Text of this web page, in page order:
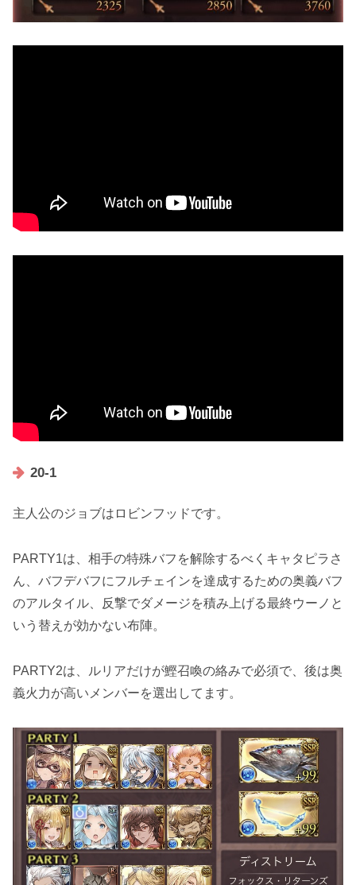
20-1
主人公のジョブはロビンフッドです。
PARTY1は、相手の特殊バフを解除するべくキャタピラさ
ん、バフデバフにフルチェインを達成するための奥義バフ
のアルタイル、反撃でダメージを積み上げる最終ウーノと
いう替えが効かない布陣。
PARTY2は、ルリアだけが鰹召喚の絡みで必須で、後は奥
義火力が高いメンバーを選出してます。